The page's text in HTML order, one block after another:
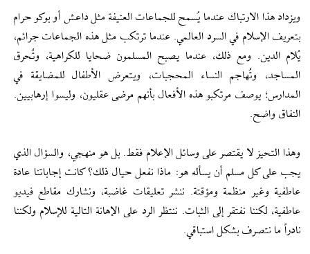
ويزداد هذا الارتباك عندما يُسمح للجماعات العنيفة مثل داعش أو بوكو حرام
بتعريف الإسلام في السرد العالمي. عندما ترتكب مثل هذه الجماعات جرائم،
يُلام الدين. ومع ذلك، عندما يصبح المسلمون ضحايا للكراهية، وتُحرق
المساجد، وتُهاجم النساء المحجبات، ويتعرض الأطفال للمضايقة في
المدارس؛ يوصف مرتكبو هذه الأفعال بأنهم مرضى عقليون، وليسوا إرهابيين.
النفاق واضح.
وهذا التحيز لا يقتصر على وسائل الإعلام فقط. بل هو منهجي، والسؤال الذي
يجب على كل مسلم أن يسأله هو: ماذا نفعل حيال ذلك؟ كانت إجاباتنا عادة
عاطفية وغير منظمة ومؤقتة. ننشر تعليقات غاضبة، ونشارك مقاطع فيديو
عاطفية، لكننا نفتقر إلى الثبات. ننتظر الرد على الإهانة التالية للإسلام ولكننا
نادراً ما نتصرف بشكل استباقي.